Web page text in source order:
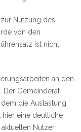
Nutzung des
von den
ist nicht
an den
Gemeinderat
die Auslastung
eine deutliche
Nutzer